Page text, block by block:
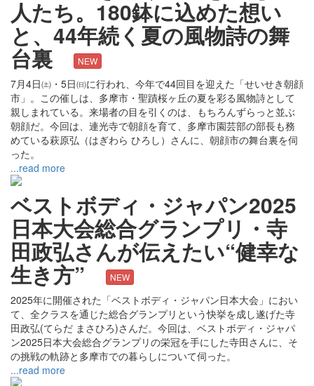
人たち。180鉢に込めた想い
と、44年続く夏の風物詩の舞
台裏 NEW
7月4日㈯・5日㈰に行われ、今年で44回目を迎えた「せいせき朝顔
市」。この催しは、多摩市・聖蹟桜ヶ丘の夏を彩る風物詩として
親しまれている。来場者の目を引くのは、もちろんずらっと並ぶ
朝顔だ。今回は、連光寺で朝顔を育て、多摩市園芸部の部長も務
めている萩原弘（はぎわら ひろし）さんに、朝顔市の舞台裏を伺
った。
...read more
ベストボディ・ジャパン2025
日本大会総合グランプリ・寺
田政弘さんが伝えたい“健幸な
生き方” NEW
2025年に開催された「ベストボディ・ジャパン日本大会」におい
て、全クラスを通じた総合グランプリという快挙を成し遂げた寺
田政弘(てらだ まさひろ)さんだ。今回は、ベストボディ・ジャパ
ン2025日本大会総合グランプリの栄冠を手にした寺田さんに、そ
の挑戦の軌跡と多摩市での暮らしについて伺った。
...read more